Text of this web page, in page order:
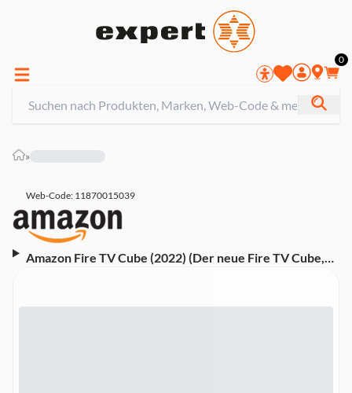
0
»
Web-Code: 11870015039
Amazon Fire TV Cube (2022) (Der neue Fire TV Cube,